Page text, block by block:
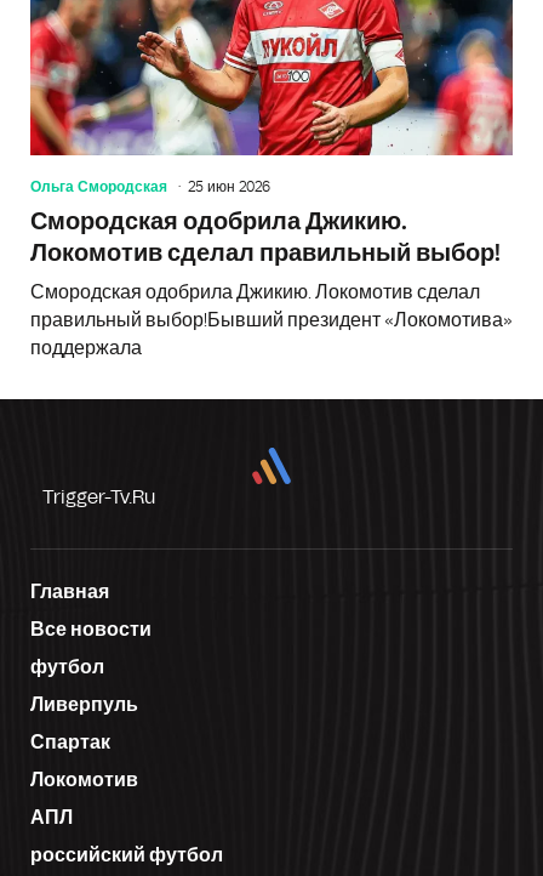
Ольга Смородская 25 июн 2026
Смородская одобрила Джикию.
Локомотив сделал правильный выбор!
Смородская одобрила Джикию. Локомотив сделал
правильный выбор!Бывший президент «Локомотива»
поддержала
Trigger-Tv.ru
Главная
Все новости
футбол
Ливерпуль
Спартак
Локомотив
АПЛ
российский футбол